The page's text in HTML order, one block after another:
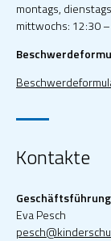
montags,
mittwochs: 12:30
Kontakte
Eva Pesch